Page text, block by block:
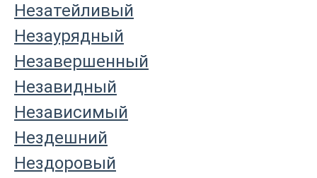
Незатейливый
Незаурядный
Незавершенный
Незавидный
Независимый
Нездешний
Нездоровый